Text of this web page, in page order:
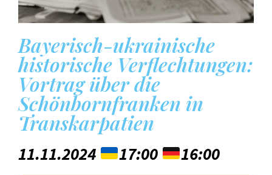
Bayerisch-ukrainische
historische Verflechtungen:
Vortrag über die
Schönbornfranken in
Transkarpatien
11.11.2024 17:00 16:00